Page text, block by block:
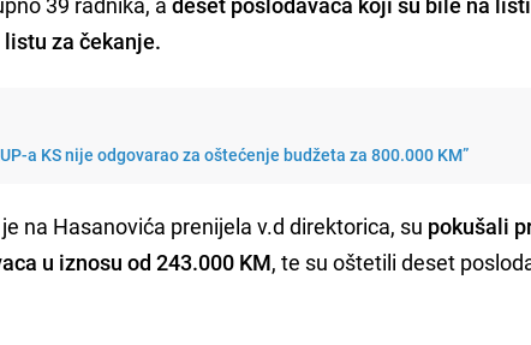
za čekanje.
a KS nije odgovarao za oštećenje budžeta za 800.000 KM”
na Hasanovića prenijela v.d direktorica, su pokušali
u iznosu od 243.000 KM, te su oštetili deset